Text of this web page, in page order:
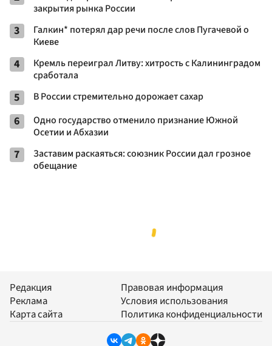
закрытия рынка России
3
Галкин* потерял дар речи после слов Пугачевой о
Киеве
4
Кремль переиграл Литву: хитрость с Калининградом
сработала
5 В России стремительно дорожает сахар
6
Одно государство отменило признание Южной
Осетии и Абхазии
7
Заставим раскаяться: союзник России дал грозное
обещание
Редакция
Реклама
Карта сайта
Правовая информация
Условия использования
Политика конфиденциальности